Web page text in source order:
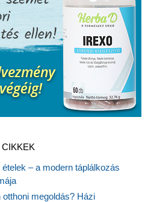
– a modern táplálkozás
megoldás? Házi